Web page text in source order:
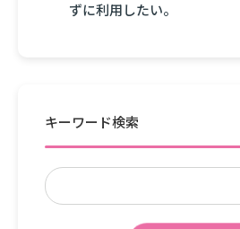
ずに利用したい。
キーワード検索